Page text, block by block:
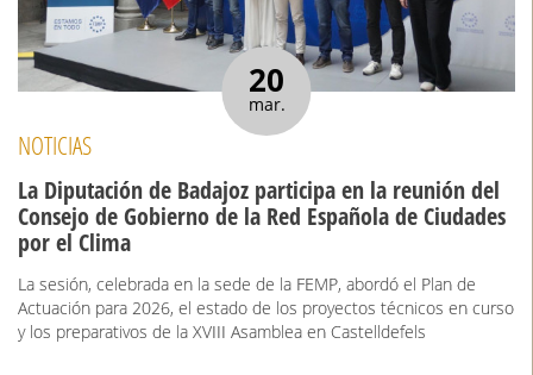
20
mar.
NOTICIAS
La Diputación de Badajoz participa en la reunión del
Consejo de Gobierno de la Red Española de Ciudades
por el Clima
La sesión, celebrada en la sede de la FEMP, abordó el Plan de
Actuación para 2026, el estado de los proyectos técnicos en curso
y los preparativos de la XVIII Asamblea en Castelldefels